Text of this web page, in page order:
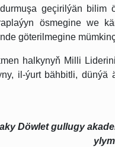
geçirilýän bilim
ösmegine we
göterilmegine
halkynyň Milli
il-ýurt bähbitli,
Döwlet gullugy